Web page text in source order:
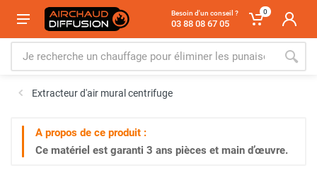
Besoin d'un conseil ?
03 88 08 67 05
0
Extracteur d'air mural centrifuge
A propos de ce produit :
Ce matériel est garanti 3 ans pièces et main d’œuvre.